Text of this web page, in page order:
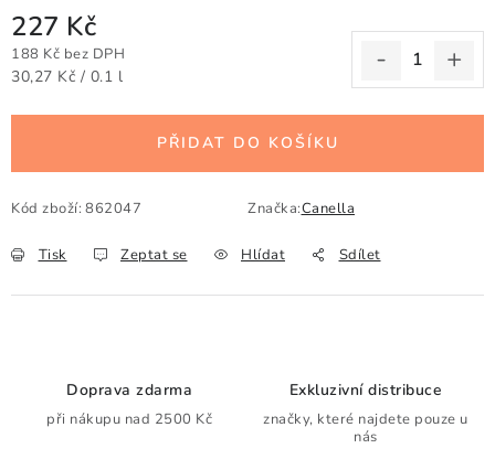
227 Kč
188 Kč bez DPH
Měrná cena:
30,27 Kč / 0.1 l
PŘIDAT DO KOŠÍKU
Kód zboží: 862047 Značka:Canella
Tisk Zeptat se Hlídat Sdílet
Doprava zdarma
při nákupu nad 2500 Kč
Exkluzivní distribuce
značky, které najdete pouze u
nás